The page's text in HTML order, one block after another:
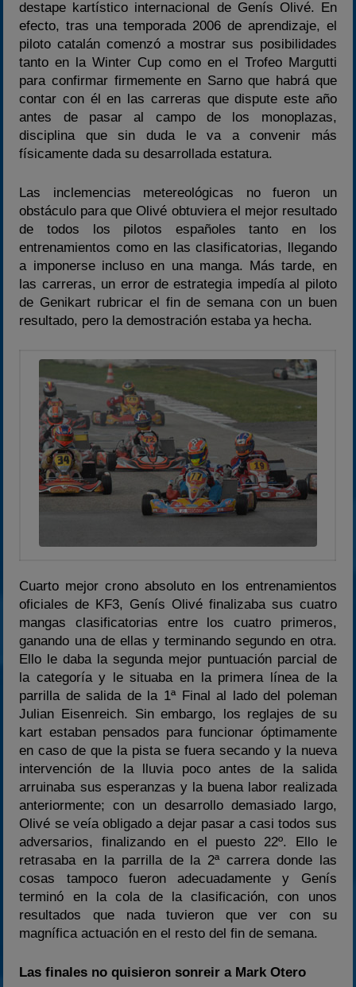
destape kartístico internacional de Genís Olivé. En
efecto, tras una temporada 2006 de aprendizaje, el
piloto catalán comenzó a mostrar sus posibilidades
tanto en la Winter Cup como en el Trofeo Margutti
para confirmar firmemente en Sarno que habrá que
contar con él en las carreras que dispute este año
antes de pasar al campo de los monoplazas,
disciplina que sin duda le va a convenir más
físicamente dada su desarrollada estatura.
Las inclemencias metereológicas no fueron un
obstáculo para que Olivé obtuviera el mejor resultado
de todos los pilotos españoles tanto en los
entrenamientos como en las clasificatorias, llegando
a imponerse incluso en una manga. Más tarde, en
las carreras, un error de estrategia impedía al piloto
de Genikart rubricar el fin de semana con un buen
resultado, pero la demostración estaba ya hecha.
Cuarto mejor crono absoluto en los entrenamientos
oficiales de KF3, Genís Olivé finalizaba sus cuatro
mangas clasificatorias entre los cuatro primeros,
ganando una de ellas y terminando segundo en otra.
Ello le daba la segunda mejor puntuación parcial de
la categoría y le situaba en la primera línea de la
parrilla de salida de la 1ª Final al lado del poleman
Julian Eisenreich. Sin embargo, los reglajes de su
kart estaban pensados para funcionar óptimamente
en caso de que la pista se fuera secando y la nueva
intervención de la lluvia poco antes de la salida
arruinaba sus esperanzas y la buena labor realizada
anteriormente; con un desarrollo demasiado largo,
Olivé se veía obligado a dejar pasar a casi todos sus
adversarios, finalizando en el puesto 22º. Ello le
retrasaba en la parrilla de la 2ª carrera donde las
cosas tampoco fueron adecuadamente y Genís
terminó en la cola de la clasificación, con unos
resultados que nada tuvieron que ver con su
magnífica actuación en el resto del fin de semana.
Las finales no quisieron sonreir a Mark Otero